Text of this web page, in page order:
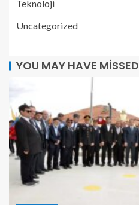
Teknoloji
Uncategorized
YOU MAY HAVE MISSED